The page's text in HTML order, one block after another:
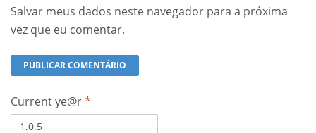
Salvar meus dados neste navegador para a próxima
vez que eu comentar.
Current ye@r*